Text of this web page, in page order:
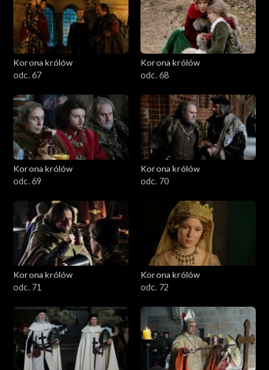
Korona królów
odc. 67
Korona królów
odc. 68
Korona królów
odc. 69
Korona królów
odc. 70
Korona królów
odc. 71
Korona królów
odc. 72